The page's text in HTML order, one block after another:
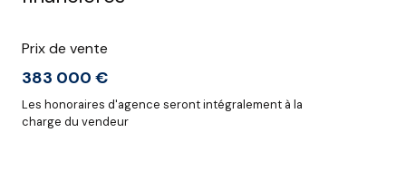
Prix de vente
383 000 €
Les honoraires d'agence seront intégralement à la
charge du vendeur